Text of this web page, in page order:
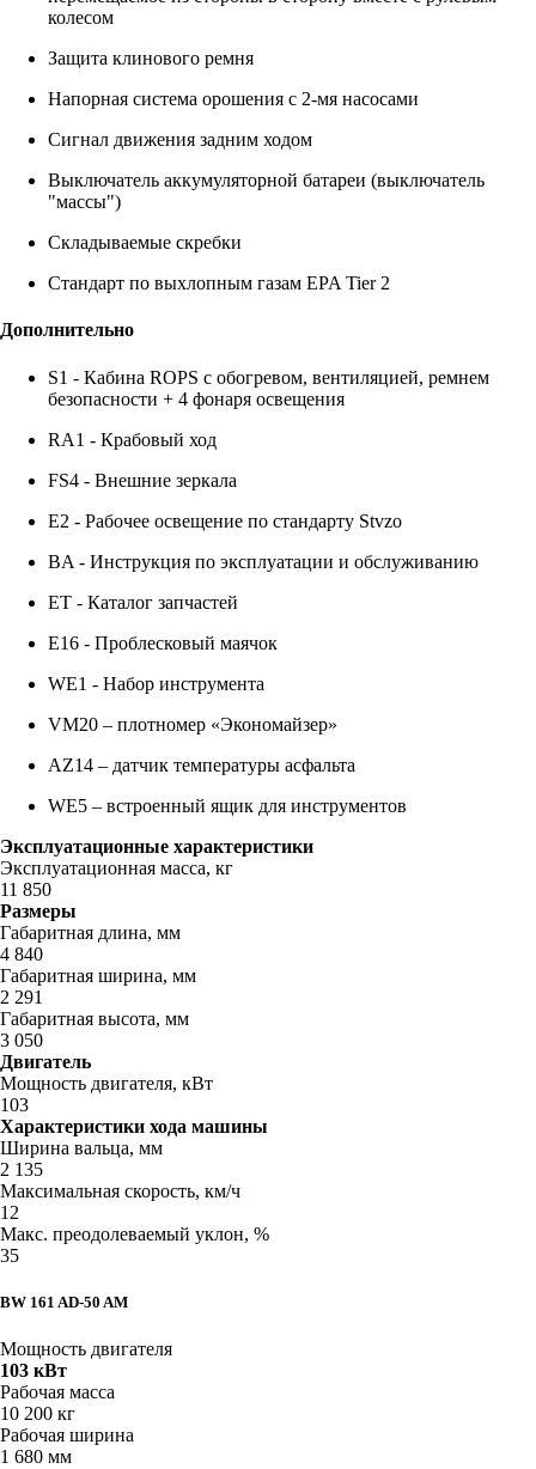
колесом
Защита клинового ремня
Напорная система орошения с 2-мя насосами
Сигнал движения задним ходом
Выключатель аккумуляторной батареи (выключатель
"массы")
Складываемые скребки
Стандарт по выхлопным газам EPA Tier 2
Дополнительно
S1 - Кабина ROPS с обогревом, вентиляцией, ремнем
безопасности + 4 фонаря освещения
RA1 - Крабовый ход
FS4 - Внешние зеркала
E2 - Рабочее освещение по стандарту Stvzo
BA - Инструкция по эксплуатации и обслуживанию
ET - Каталог запчастей
E16 - Проблесковый маячок
WE1 - Набор инструмента
VM20 – плотномер «Экономайзер»
AZ14 – датчик температуры асфальта
WE5 – встроенный ящик для инструментов
Эксплуатационные характеристики
Эксплуатационная масса, кг
11 850
Размеры
Габаритная длина, мм
4 840
Габаритная ширина, мм
2 291
Габаритная высота, мм
3 050
Двигатель
Мощность двигателя, кВт
103
Характеристики хода машины
Ширина вальца, мм
2 135
Максимальная скорость, км/ч
12
Макс. преодолеваемый уклон, %
35
BW 161 AD-50 AM
Мощность двигателя
103 кВт
Рабочая масса
10 200 кг
Рабочая ширина
1 680 мм